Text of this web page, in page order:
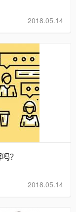
2018.05.14
？
2018.05.14